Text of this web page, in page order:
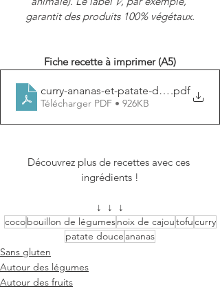
garantit des produits 100% végétaux.
Fiche recette à imprimer (A5)
curry-ananas-et-patate-douce
.pdf
Télécharger PDF • 926KB
Découvrez plus de recettes avec ces
ingrédients !
↓  ↓  ↓
cocobouillon de légumesnoix de cajoutofucurry
patate douce ananas
Sans gluten
Autour des légumes
Autour des fruits